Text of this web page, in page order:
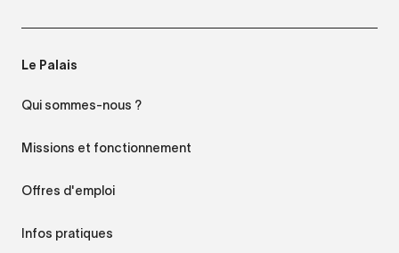
Le Palais
Qui sommes-nous ?
Missions et fonctionnement
Offres d'emploi
Infos pratiques